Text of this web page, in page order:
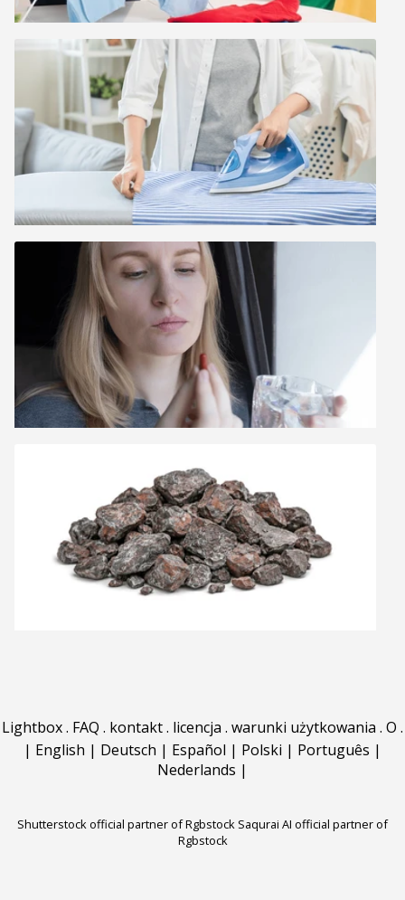
Lightbox. FAQ . kontakt. licencja . warunki użytkowania . O .
| English | Deutsch | Español | Polski | Português |
Nederlands |
Shutterstock official partner of Rgbstock Saqurai AI official partner of
Rgbstock